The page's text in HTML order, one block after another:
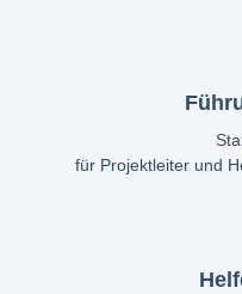
für Projektleiter und